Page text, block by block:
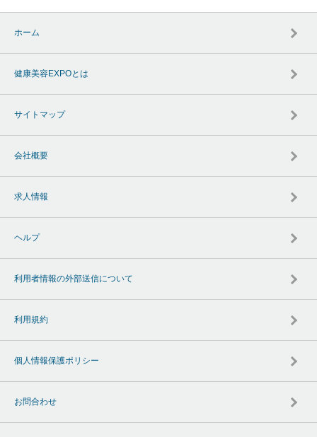
ホーム
健康美容EXPOとは
サイトマップ
会社概要
求人情報
ヘルプ
利用者情報の外部送信について
利用規約
個人情報保護ポリシー
お問合わせ